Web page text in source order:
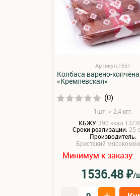
Артикул:1651
Колбаса варено-
«Кремлевская»
(0)
1шт: ≈ 2,4 кгг.
КБЖУ: 390 ккал 13/
Сроки реализации:25
Производитель:
Брестский
Минимум к заказу:
1536.48₽/